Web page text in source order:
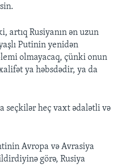
artıq Rusiyanın ən uzun
Putinin yenidən
olmayacaq, çünki onun
ya həbsdədir, ya da
seçkilər heç vaxt ədalətli və
Avropa və Avrasiya
görə, Rusiya